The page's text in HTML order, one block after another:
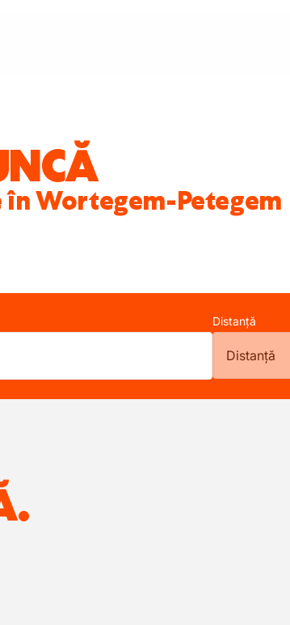
Wortegem-Petegem
Distanță
Distanță